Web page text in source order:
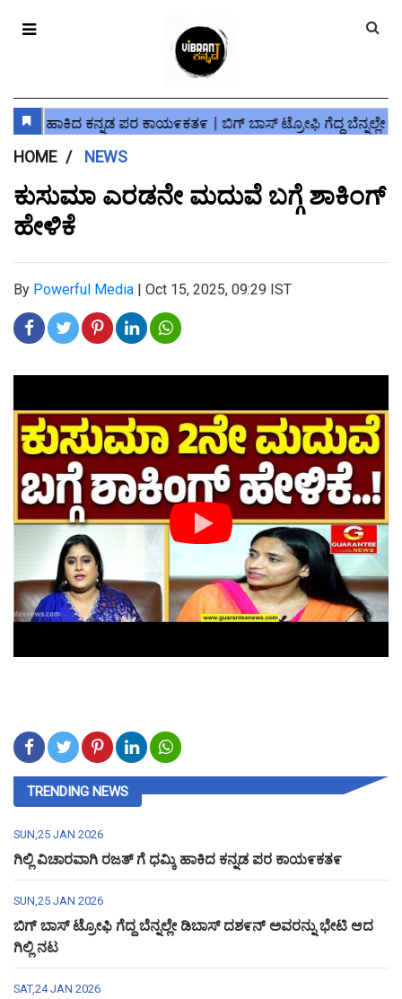
HOME NEWS
ಕುಸುಮಾ ಎರಡನೇ ಮದುವೆ ಬಗ್ಗೆ ಶಾಕಿಂಗ್
ಹೇಳಿಕೆ
By Powerful Media | Oct 15, 2025, 09:29 IST
TRENDING NEWS
SUN,25 JAN 2026
ಗಿಲ್ಲಿ ವಿಚಾರವಾಗಿ ರಜತ್ ಗೆ ಧಮ್ಕಿ ಹಾಕಿದ ಕನ್ನಡ ಪರ ಕಾಯ೯ಕತ೯
SUN,25 JAN 2026
ಬಿಗ್ ಬಾಸ್ ಟ್ರೋಫಿ ಗೆದ್ದ ಬೆನ್ನಲ್ಲೇ ಡಿಬಾಸ್ ದಶ೯ನ್ ಅವರನ್ನು ಭೇಟಿ ಆದ
ಗಿಲ್ಲಿ ನಟ
SAT,24 JAN 2026